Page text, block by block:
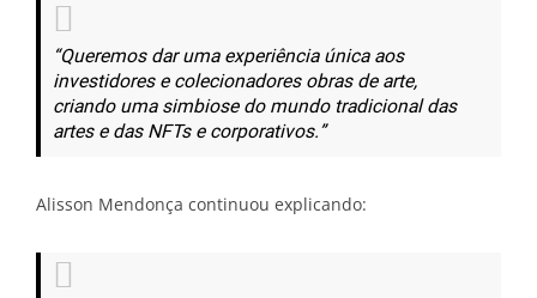
“Queremos dar uma experiência única aos
investidores e colecionadores obras de arte,
criando uma simbiose do mundo tradicional das
artes e das NFTs e corporativos.”
Alisson Mendonça continuou explicando: